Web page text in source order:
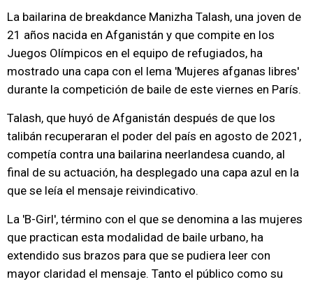
La bailarina de breakdance Manizha Talash, una joven de
21 años nacida en Afganistán y que compite en los
Juegos Olímpicos en el equipo de refugiados, ha
mostrado una capa con el lema 'Mujeres afganas libres'
durante la competición de baile de este viernes en París.
Talash, que huyó de Afganistán después de que los
talibán recuperaran el poder del país en agosto de 2021,
competía contra una bailarina neerlandesa cuando, al
final de su actuación, ha desplegado una capa azul en la
que se leía el mensaje reivindicativo.
La 'B-Girl', término con el que se denomina a las mujeres
que practican esta modalidad de baile urbano, ha
extendido sus brazos para que se pudiera leer con
mayor claridad el mensaje. Tanto el público como su